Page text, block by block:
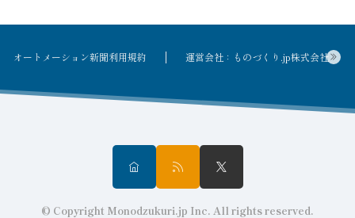
オートメーション新聞利用規約 運営会社：ものづくり.jp株式会社
© Copyright Monodzukuri.jp Inc. All rights reserved.